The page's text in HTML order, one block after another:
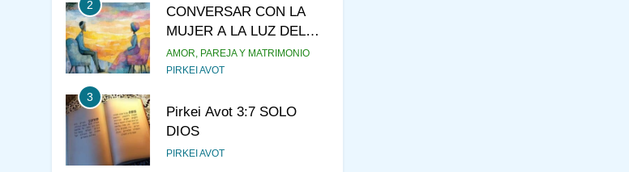
2
CONVERSAR CON LA
MUJER A LA LUZ DEL
JUDAÍSMO
AMOR, PAREJA Y MATRIMONIO
PIRKEI AVOT
3
Pirkei Avot 3:7 SOLO
DIOS
PIRKEI AVOT